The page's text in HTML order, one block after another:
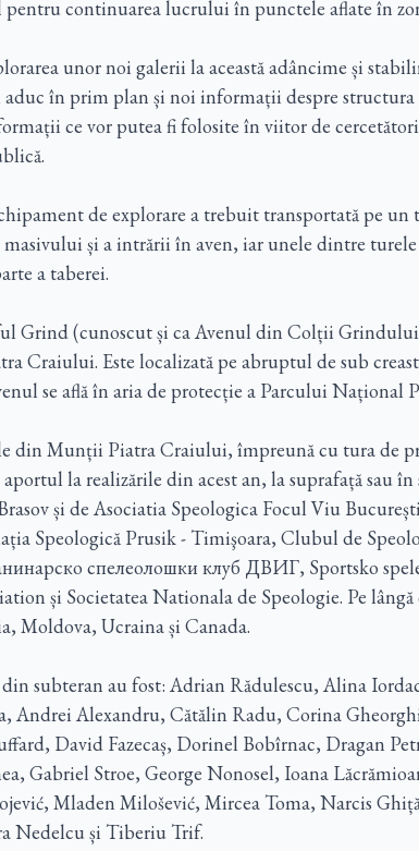
pentru continuarea lucrului în punctele aflate în
unor noi galerii la această adâncime și
în prim plan și noi informații despre structura
ce vor putea fi folosite în viitor de
de explorare a trebuit transportată pe un
masivului și a intrării în aven, iar unele dintre
a taberei.
Grind (cunoscut și ca Avenul din Colții
Craiului. Este localizată pe abruptul de sub
se află în aria de protecție a Parcului Național
din Munții Piatra Craiului, împreună cu tura de
la realizările din acest an, la suprafață sau în
și de Asociatia Speologica Focul Viu
Speologică Prusik - Timişoara, Clubul de
спелеолошки клуб ДВИГ, Sportsko
și Societatea Nationala de Speologie. Pe
Moldova, Ucraina și Canada.
subteran au fost: Adrian Rădulescu, Alina
Andrei Alexandru, Cătălin Radu, Corina
David Fazecaș, Dorinel Bobîrnac, Dragan
Gabriel Stroe, George Nonosel, Ioana
Mladen Milošević, Mircea Toma, Narcis
Nedelcu și Tiberiu Trif.